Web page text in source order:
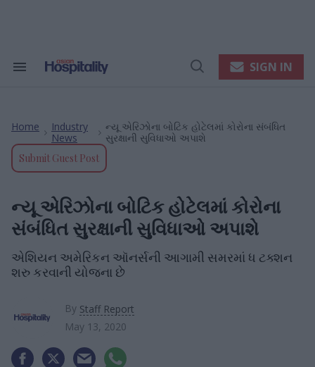
Search
Open
SIGN IN
Home
Industry
News
ન્યૂ એરિઝોના બોટિક હોટેલમાં કોરોના સંબંધિત
સુરક્ષાની સુવિધાઓ અપાશે
Submit Guest Post
ન્યૂ એરિઝોના બોટિક હોટેલમાં કોરોના
સંબંધિત સુરક્ષાની સુવિધાઓ અપાશે
એશિયન અમેરિકન ઑનર્સની આગામી સમરમાં ધ ટક્શન
શરુ કરવાની યોજના છે
By Staff Report
May 13, 2020